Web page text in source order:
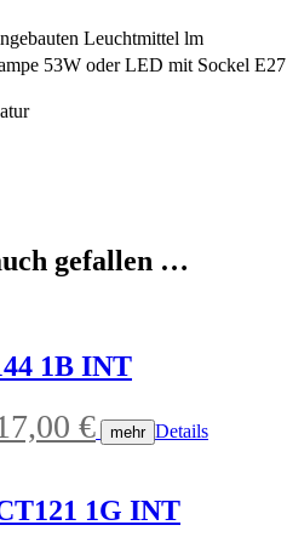
Leuchtmittel lm
53W oder LED mit Sockel E27
gefallen …
1B INT
€Aktueller
ist:
mehr Details
1G INT